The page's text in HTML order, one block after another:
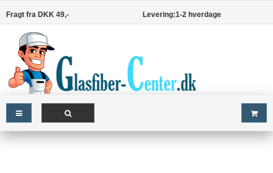
Fragt fra DKK 49,- Levering:1-2 hverdage